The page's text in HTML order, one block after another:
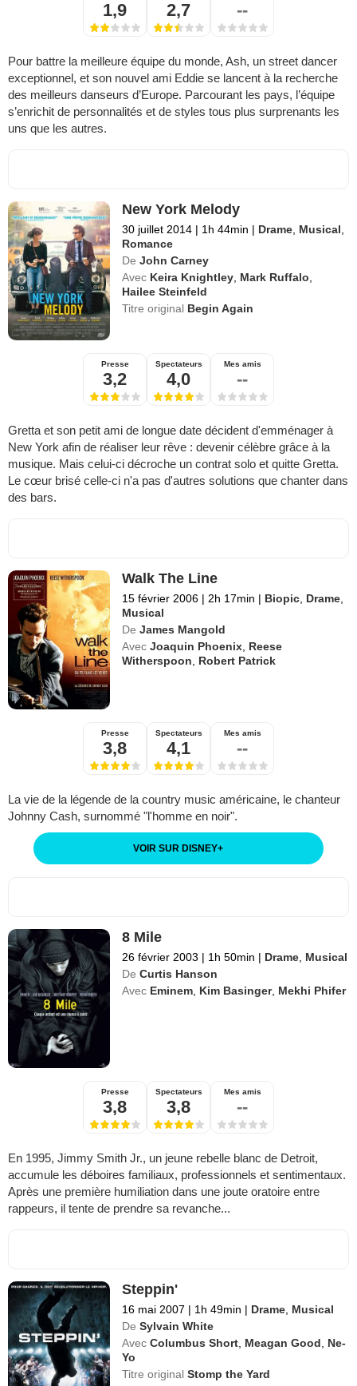
1,9 2,7 --
Pour battre la meilleure équipe du monde, Ash, un street dancer
exceptionnel, et son nouvel ami Eddie se lancent à la recherche
des meilleurs danseurs d’Europe. Parcourant les pays, l’équipe
s’enrichit de personnalités et de styles tous plus surprenants les
uns que les autres.
New York Melody
30 juillet 2014 | 1h 44min | Drame, Musical,
Romance
De John Carney
Avec Keira Knightley, Mark Ruffalo,
Hailee Steinfeld
Titre original Begin Again
Presse
3,2
Spectateurs
4,0
Mes amis
--
Gretta et son petit ami de longue date décident d'emménager à
New York afin de réaliser leur rêve : devenir célèbre grâce à la
musique. Mais celui-ci décroche un contrat solo et quitte Gretta.
Le cœur brisé celle-ci n'a pas d'autres solutions que chanter dans
des bars.
Walk The Line
15 février 2006 | 2h 17min | Biopic, Drame,
Musical
De James Mangold
Avec Joaquin Phoenix, Reese
Witherspoon, Robert Patrick
Presse
3,8
Spectateurs
4,1
Mes amis
--
La vie de la légende de la country music américaine, le chanteur
Johnny Cash, surnommé "l'homme en noir".
VOIR SUR DISNEY+
8 Mile
26 février 2003 | 1h 50min | Drame Musical
De Curtis Hanson
Avec Eminem Kim Basinger, Mekhi Phifer
Presse
3,8
Spectateurs
3,8
Mes amis
--
En 1995, Jimmy Smith Jr., un jeune rebelle blanc de Detroit,
accumule les déboires familiaux, professionnels et sentimentaux.
Après une première humiliation dans une joute oratoire entre
rappeurs, il tente de prendre sa revanche...
Steppin'
16 mai 2007 | 1h 49min | Drame Musical
De Sylvain White
Avec Columbus Short Meagan Good
Ne-
Yo
Titre originalStomp the Yard